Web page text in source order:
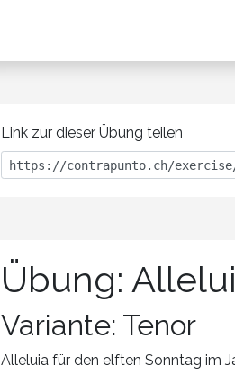
Link zur dieser Übung teilen
Übung:
Variante: Tenor
Alleluia für den elften Sonntag im